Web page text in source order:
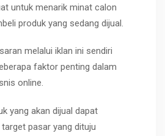
untuk menarik minat calon
produk yang sedang dijual.
melalui iklan ini sendiri
faktor penting dalam
online.
yang akan dijual dapat
pasar yang dituju